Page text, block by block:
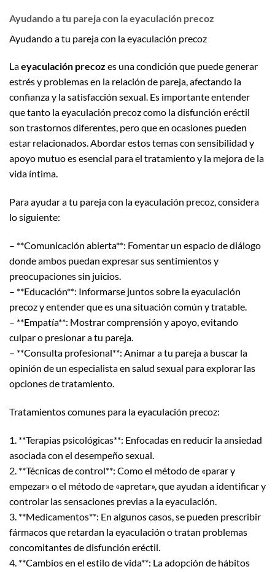
Ayudando a tu pareja con la eyaculación precoz
Ayudando a tu pareja con la eyaculación precoz
Laeyaculación precoz es una condición que puede generar
estrés y problemas en la relación de pareja, afectando la
confianza y la satisfacción sexual. Es importante entender
que tanto la eyaculación precoz como la disfunción eréctil
son trastornos diferentes, pero que en ocasiones pueden
estar relacionados. Abordar estos temas con sensibilidad y
apoyo mutuo es esencial para el tratamiento y la mejora de la
vida íntima.
Para ayudar a tu pareja con la eyaculación precoz, considera
lo siguiente:
– **Comunicación abierta**: Fomentar un espacio de diálogo
donde ambos puedan expresar sus sentimientos y
preocupaciones sin juicios.
– **Educación**: Informarse juntos sobre la eyaculación
precoz y entender que es una situación común y tratable.
– **Empatía**: Mostrar comprensión y apoyo, evitando
culpar o presionar a tu pareja.
– **Consulta profesional**: Animar a tu pareja a buscar la
opinión de un especialista en salud sexual para explorar las
opciones de tratamiento.
Tratamientos comunes para la eyaculación precoz:
1. **Terapias psicológicas**: Enfocadas en reducir la ansiedad
asociada con el desempeño sexual.
2. **Técnicas de control**: Como el método de «parar y
empezar» o el método de «apretar», que ayudan a identificar y
controlar las sensaciones previas a la eyaculación.
3. **Medicamentos**: En algunos casos, se pueden prescribir
fármacos que retardan la eyaculación o tratan problemas
concomitantes de disfunción eréctil.
4. **Cambios en el estilo de vida**: La adopción de hábitos